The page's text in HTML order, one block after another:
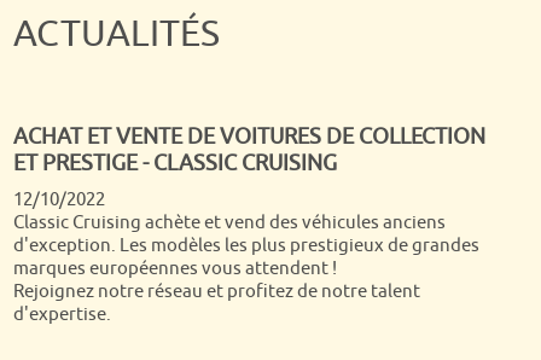
Quand on passe tous ses dimanches matin depuis presque
30 ans devant Turbo, c'est un rêve de voir arriver chez soi
Dominique Chapatte et son équipe ! Nous étions super fiers
de les voir s'étonner de la qualité et la diversité de nos
autos et si notre Jaguar a été vendue dans la semaine qui a
suivi, nous avons toujours notre jolie Volvo P1800 !
ACTUALITÉS
ACHAT ET VENTE DE VOITURES DE COLLECTION
ET PRESTIGE - CLASSIC CRUISING
12/10/2022
Classic Cruising achète et vend des véhicules anciens
d'exception. Les modèles les plus prestigieux de grandes
marques européennes vous attendent !
Rejoignez notre réseau et profitez de notre talent
d'expertise.